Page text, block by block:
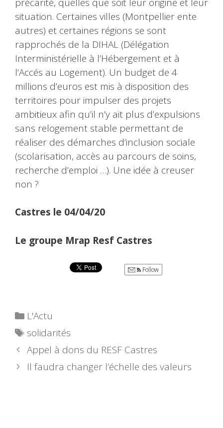
situation. Certaines villes (Montpellier ente
autres) et certaines régions se sont
rapprochés de la DIHAL (Délégation
Interministérielle à l’Hébergement et à
l’Accés au Logement). Un budget de 4
millions d’euros est mis à disposition des
territoires pour impulser des projets
ambitieux afin qu’il n’y ait plus d’expulsions
sans relogement stable permettant de
réaliser des démarches d’inclusion sociale
(scolarisation, accès au parcours de soins,
recherche d’emploi …). Une idée à creuser
non ?
Castres le 04/04/20
Le groupe Mrap Resf Castres
Follow
Catégories
L'Actu
Étiquettes
solidarités
Appel à dons du RESF Castres
Il faudra changer l’échelle des valeurs